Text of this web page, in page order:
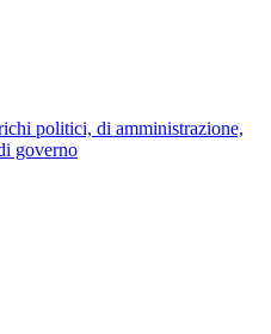
politici, di amministrazione,
governo